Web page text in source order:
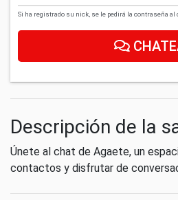
Si ha registrado su nick, se le pedirá la contraseña al
Descripción de la
Únete al chat de Agaete, un
contactos y disfrutar de